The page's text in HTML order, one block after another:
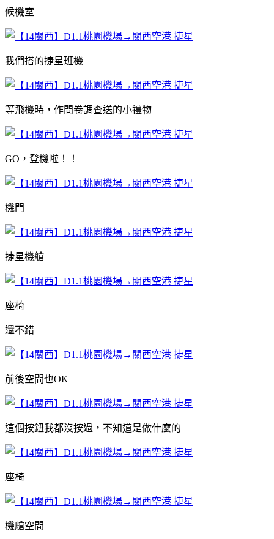
候機室
我們搭的捷星班機
等飛機時，作問卷調查送的小禮物
GO，登機啦！！
機門
捷星機艙
座椅
還不錯
前後空間也OK
這個按鈕我都沒按過，不知道是做什麼的
座椅
機艙空間